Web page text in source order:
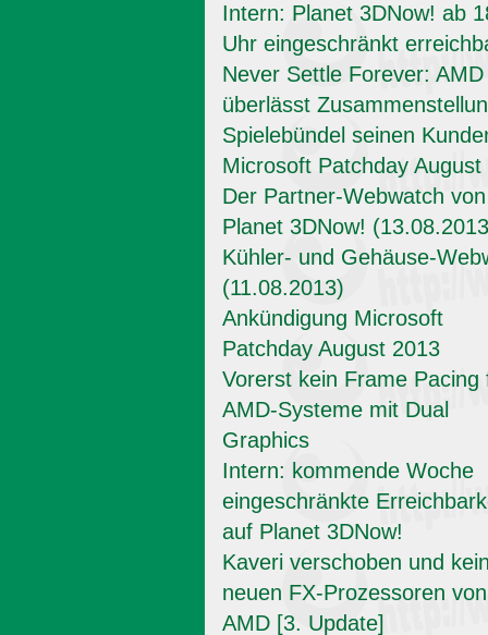
Intern: Planet 3DNow! ab
Uhr eingeschränkt
Never Settle Forever: AMD
überlässt
Spielebündel seinen
Microsoft Patchday August
Der Partner-Webwatch von
Planet 3DNow!
Kühler- und Gehäuse-
(11.08.2013)
Ankündigung Microsoft
Patchday August 2013
Vorerst kein Frame Pacing
AMD-Systeme mit Dual
Graphics
Intern: kommende Woche
eingeschränkte
auf Planet 3DNow!
Kaveri verschoben und
neuen FX-Prozessoren von
AMD [3. Update]